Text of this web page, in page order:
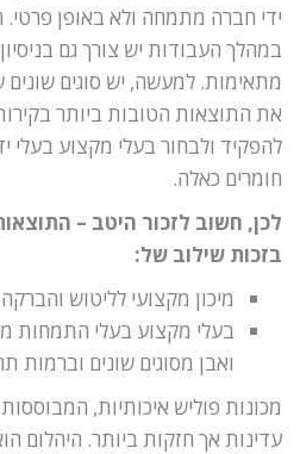
ידי חברה מתמחה ולא באופן
במהלך העבודות יש צורך גם
מתאימות. למעשה, יש סוגים שונים
את התוצאות הטובות ביותר
להפקיד ולבחור בעלי מקצוע בעלי
חומרים כאלה.
לכן, חשוב לזכור היטב –
בזכות שילוב של:
מיכון מקצועי לליטוש
בעלי מקצוע בעלי התמחות
ואבן מסוגים שונים וברמות
מכונות פוליש איכותיות,
עדינות אך חזקות ביותר. היהלום